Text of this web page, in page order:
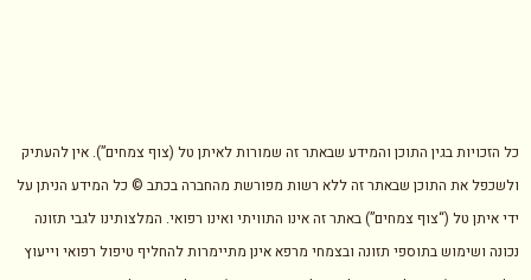
כל הזכויות בגין התוכן והמידע שבאתר זה שמורות לאיתן טל (צוף צמחים”). אין להעתיק
ולשכפל את התוכן שבאתר זה ללא רשות מפורשת מהחברה בכתב © כל המידע הניתן על
ידי איתן טל (“צוף צמחים”) באתר זה אינו התוויתי ואינו רפואי. המלצותינו לגבי תזונה
נכונה ושימוש בתוספי תזונה ובצמחי מרפא אינן מתיימרות להחליף טיפול רפואי וייעוץ